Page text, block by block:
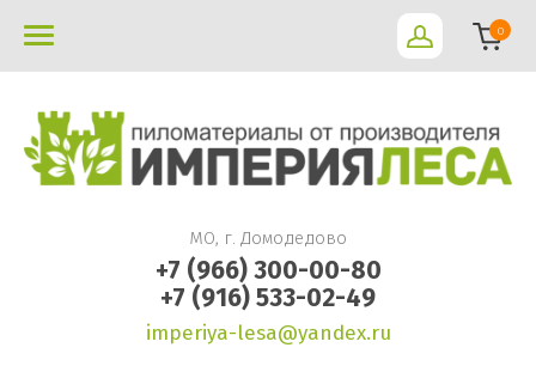
0
МО, г. Домодедово
+7 (966) 300-00-80
+7 (916) 533-02-49
imperiya-lesa@yandex.ru